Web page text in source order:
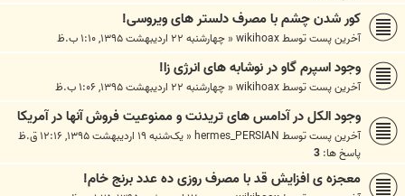
کور شدن چشم با مصرف دلستر های ویروسی!
آخرین پست توسطwikihoax
« چهارشنبه ۲۲ اردیبهشت ۱۳۹۵, ۱:۱۰ ب.ظ
وجود اسپرم گاو در نوشابه های انرژی زا!
آخرین پست توسطwikihoax
« چهارشنبه ۲۲ اردیبهشت ۱۳۹۵, ۱:۰۶ ب.ظ
وجود الکل در آدامس های تریدنت و ممنوعیت فروش آنها در آمریکا
آخرین پست توسطhermes_PERSIAN
« یک‌شنبه ۱۹ اردیبهشت ۱۳۹۵, ۱۲:۱۶ ق.ظ
پاسخ ها: 3
معجزه ی افزایش قد با مصرف روزی ده عدد برنج خام!